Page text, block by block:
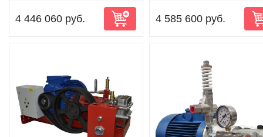
4 446 060 руб. 4 585 600 руб.